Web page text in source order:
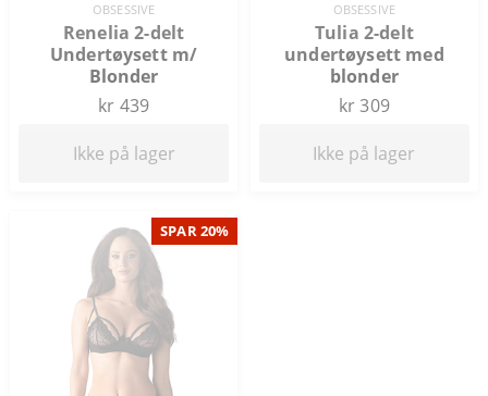
OBSESSIVE
Renelia 2-delt
Undertøysett m/
Blonder
kr 439
Ikke på lager
OBSESSIVE
Tulia 2-delt
undertøysett med
blonder
kr 309
Ikke på lager
SPAR 20%